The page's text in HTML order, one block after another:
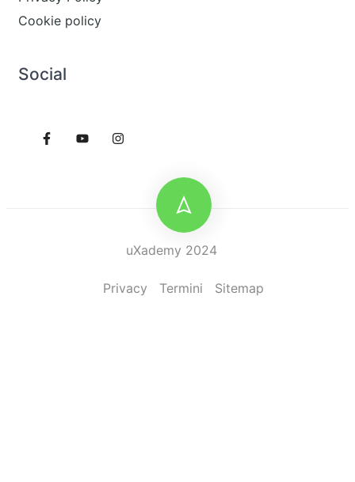
Cookie policy
Social
uXademy 2024
Privacy Termini Sitemap